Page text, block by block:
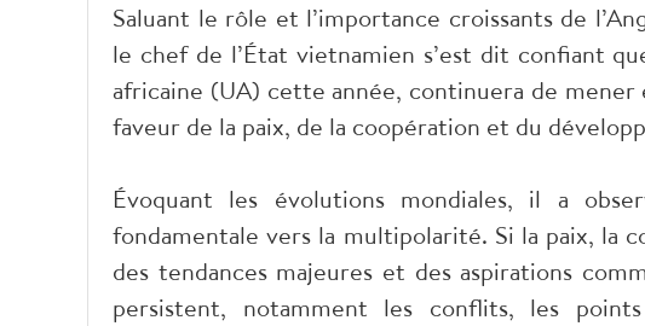
Saluant le rôle et l’importance croissants de
le chef de l’État vietnamien s’est dit confiant
africaine (UA) cette année, continuera de
faveur de la paix, de la coopération et du
Évoquant les évolutions mondiales, il a
fondamentale vers la multipolarité. Si la paix, la
des tendances majeures et des aspirations
persistent, notamment les conflits, les